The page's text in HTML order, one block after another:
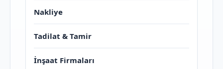
Nakliye
Tadilat & Tamir
İnşaat Firmaları